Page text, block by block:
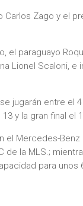
Zago y el
el paraguayo
Lionel Scaloni, e
jugarán entre el
y la gran final el
el Mercedes-Benz
de la MLS.;
para unos